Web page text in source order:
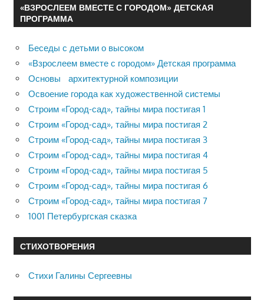
«ВЗРОСЛЕЕМ ВМЕСТЕ С ГОРОДОМ» ДЕТСКАЯ
ПРОГРАММА
Беседы с детьми о высоком
«Взрослеем вместе с городом» Детская программа
Основы архитектурной композиции
Освоение города как художественной системы
Строим «Город-сад», тайны мира постигая 1
Строим «Город-сад», тайны мира постигая 2
Строим «Город-сад», тайны мира постигая 3
Строим «Город-сад», тайны мира постигая 4
Строим «Город-сад», тайны мира постигая 5
Строим «Город-сад», тайны мира постигая 6
Строим «Город-сад», тайны мира постигая 7
1001 Петербургская сказка
СТИХОТВОРЕНИЯ
Стихи Галины Сергеевны